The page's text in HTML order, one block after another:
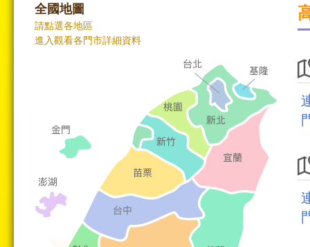
全國地圖
請點選各地區
進入觀看各門市詳細資料